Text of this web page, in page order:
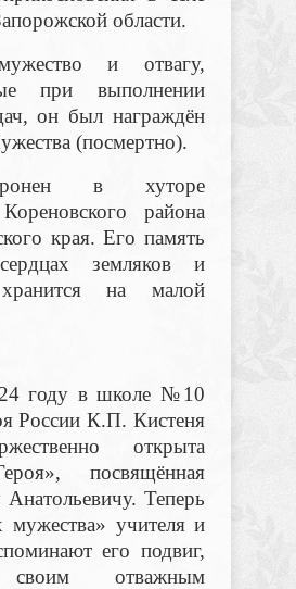
области.
и отвагу,
при выполнении
он был награждён
(посмертно).
в хуторе
района
края. Его память
земляков и
на малой
году в школе №10
России К.П. Кистеня
открыта
посвящённая
Анатольевичу. Теперь
мужества» учителя и
его подвиг,
своим отважным